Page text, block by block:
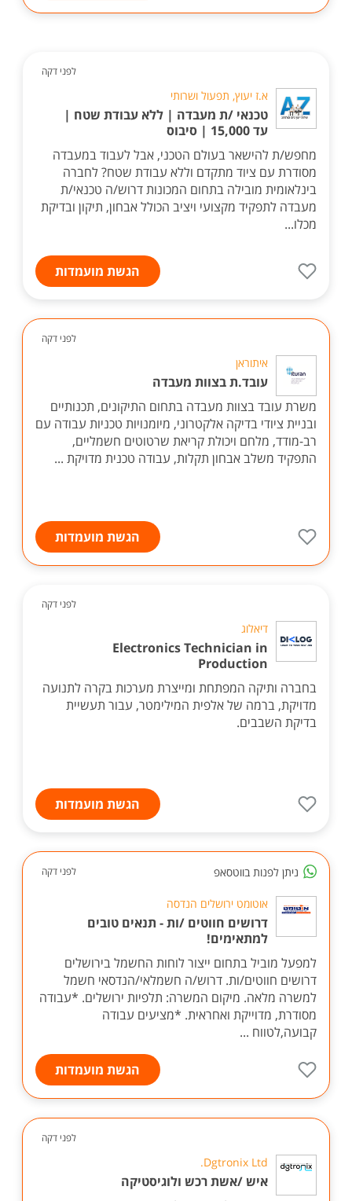
לפני דקה
א.ז יעוץ, תפעול ושרותי
טכנאי /ת מעבדה | ללא עבודת שטח |
עד 15,000 | סיבוס
מחפש/ת להישאר בעולם הטכני, אבל לעבוד במעבדה
מסודרת עם ציוד מתקדם וללא עבודת שטח? לחברה
בינלאומית מובילה בתחום המכונות דרוש/ה טכנאי/ת
מעבדה לתפקיד מקצועי ויציב הכולל אבחון, תיקון ובדיקת
מכלו...
הגשת מועמדות
לפני דקה
איתוראן
עובד.ת בצוות מעבדה
משרת עובד בצוות מעבדה בתחום התיקונים, תכנותיים
ובניית ציודי בדיקה אלקטרוני, מיומנויות טכניות עבודה עם
רב-מודד, מלחם ויכולת קריאת שרטוטים חשמליים,
התפקיד משלב אבחון תקלות, עבודה טכנית מדויקת ...
הגשת מועמדות
לפני דקה
דיאלוג
Electronics Technician in
Production
בחברה ותיקה המפתחת ומייצרת מערכות בקרה לתנועה
מדויקת, ברמה של אלפית המילימטר, עבור תעשיית
בדיקת השבבים.
הגשת מועמדות
ניתן לפנות בווטסאפ לפני דקה
אוטומט ירושלים הנדסה
דרושים חווטים /ות - תנאים טובים
למתאימים!
למפעל מוביל בתחום ייצור לוחות החשמל בירושלים
דרושים חווטים/ות. דרוש/ה חשמלאי/הנדסאי חשמל
למשרה מלאה. מיקום המשרה: תלפיות ירושלים. *עבודה
מסודרת, מדוייקת ואחראית. *מציעים עבודה
קבועה,לטווח ...
הגשת מועמדות
לפני דקה
Dgtronix Ltd.
איש /אשת רכש ולוגיסטיקה